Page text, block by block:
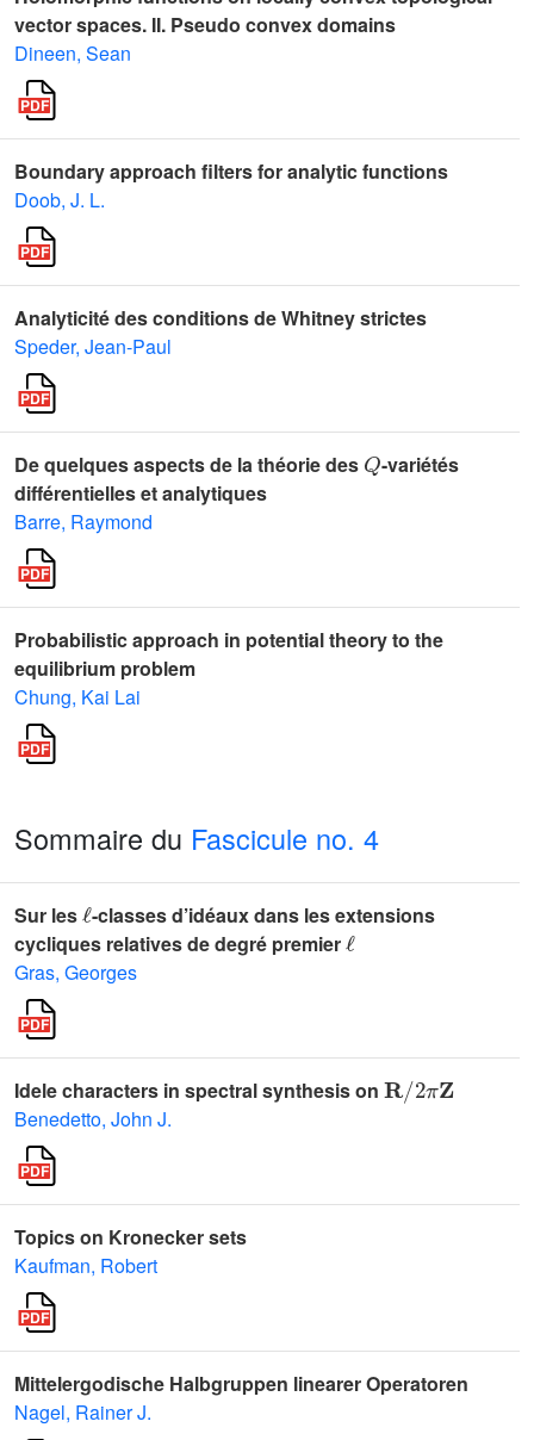
vector spaces. II. Pseudo convex domains
Dineen, Sean
Boundary approach filters for analytic functions
Doob, J. L.
Analyticité des conditions de Whitney strictes
Speder, Jean-Paul
De quelques aspects de la théorie des
-variétés
différentielles et analytiques
Barre, Raymond
Probabilistic approach in potential theory to the
equilibrium problem
Chung, Kai Lai
Sommaire du Fascicule no. 4
Sur les -classes d’idéaux dans les extensions
cycliques relatives de degré premier
ℓ
Gras, Georges
Idele characters in spectral synthesis on
2
Benedetto, John J.
Topics on Kronecker sets
Kaufman, Robert
Mittelergodische Halbgruppen linearer Operatoren
Nagel, Rainer J.